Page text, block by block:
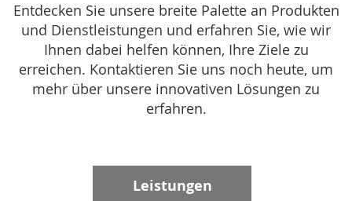
Entdecken Sie unsere breite Palette an Produkten
und Dienstleistungen und erfahren Sie, wie wir
Ihnen dabei helfen können, Ihre Ziele zu
erreichen. Kontaktieren Sie uns noch heute, um
mehr über unsere innovativen Lösungen zu
erfahren.
Leistungen